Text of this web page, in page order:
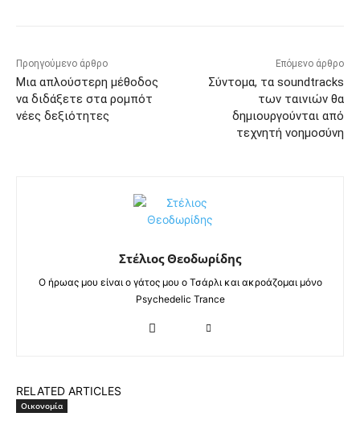
Προηγούμενο άρθρο
Μια απλούστερη μέθοδος
να διδάξετε στα ρομπότ
νέες δεξιότητες
Επόμενο άρθρο
Σύντομα, τα soundtracks
των ταινιών θα
δημιουργούνται από
τεχνητή νοημοσύνη
Στέλιος Θεοδωρίδης
Ο ήρωας μου είναι ο γάτος μου ο Τσάρλι και ακροάζομαι μόνο
Psychedelic Trance
RELATED ARTICLES
Οικονομία